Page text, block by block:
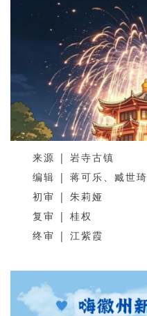
来源 | 岩寺古镇
编辑 | 蒋可乐、臧世琦
初审 | 朱莉娅
复审 | 桂权
终审 | 江紫霞